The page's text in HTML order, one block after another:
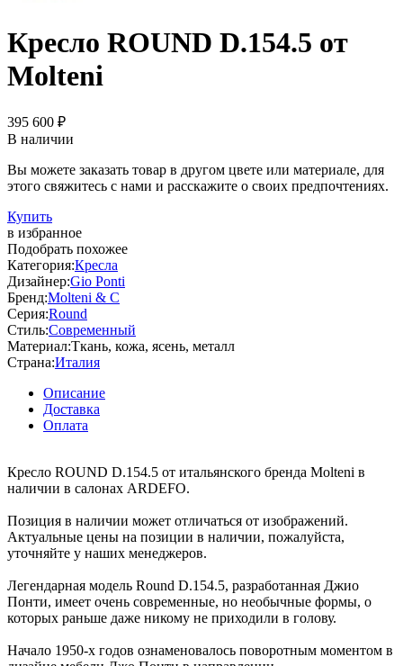
Кресло ROUND D.154.5 от
Molteni
395 600 ₽
В наличии
Вы можете заказать товар в другом цвете или материале, для
этого свяжитесь с нами и расскажите о своих предпочтениях.
Купить
в избранное
Подобрать похожее
Категория:Кресла
Дизайнер:Gio Ponti
Бренд:Molteni & C
Серия:Round
Стиль:Современный
Материал:Ткань, кожа, ясень, металл
Страна:Италия
Описание
Доставка
Оплата
Кресло ROUND D.154.5 от итальянского бренда Molteni в
наличии в салонах ARDEFO.
Позиция в наличии может отличаться от изображений.
Актуальные цены на позиции в наличии, пожалуйста,
уточняйте у наших менеджеров.
Легендарная модель Round D.154.5, разработанная Джио
Понти, имеет очень современные, но необычные формы, о
которых раньше даже никому не приходили в голову.
Начало 1950-х годов ознаменовалось поворотным моментом в